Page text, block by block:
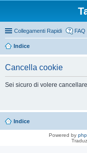
Collegamenti Rapidi FAQ
Indice
Cancella cookie
Sei sicuro di volere
Indice
Powered by